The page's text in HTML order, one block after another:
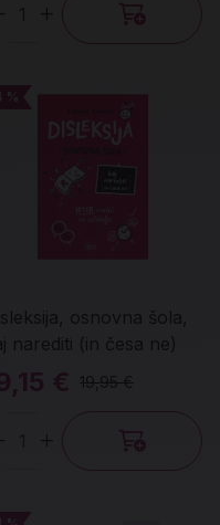
osnovna šola,
narediti (in česa ne)
€ 19,95 €